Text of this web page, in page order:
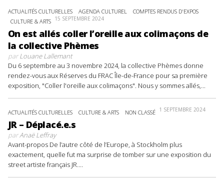
ACTUALITÉS CULTURELLES AGENDA CULTUREL
COMPTES RENDUS D'EXPOS
CULTURE & ARTS 15 SEPTEMBRE 2024
On est allés coller l’oreille aux colimaçons de
la collective Phèmes
parLouane Lallemant
Du 6 septembre au 3 novembre 2024, la collective Phèmes donne
rendez-vous aux Réserves du FRAC Île-de-France pour sa première
exposition, "Coller l'oreille aux colimaçons". Nous y sommes allés,...
ACTUALITÉS CULTURELLES CULTURE & ARTS NON CLASSÉ 1 SEPTEMBRE 2024
JR – Déplacé.e.s
parAnaë Leffray
Avant-propos De l’autre côté de l’Europe, à Stockholm plus
exactement, quelle fut ma surprise de tomber sur une exposition du
street artiste français JR....